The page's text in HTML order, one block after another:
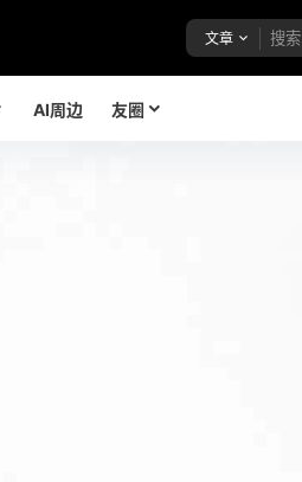
文章
AI周边 友圈